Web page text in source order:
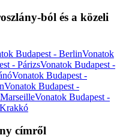
ból és a közeli
Budapest - BerlinVonatok
- PárizsVonatok Budapest -
Vonatok Budapest -
Vonatok Budapest -
Vonatok Budapest -
címről